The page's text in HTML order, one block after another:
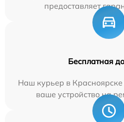
предоставляет
Бесплатная
Наш курьер в Красноярске
ваше устройство на